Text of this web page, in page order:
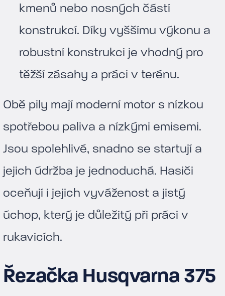
kmenů nebo nosných částí
konstrukcí. Díky vyššímu výkonu a
robustní konstrukci je vhodný pro
těžší zásahy a práci v terénu.
Obě pily mají moderní motor s nízkou
spotřebou paliva a nízkými emisemi.
Jsou spolehlivé, snadno se startují a
jejich údržba je jednoduchá. Hasiči
oceňují i jejich vyváženost a jistý
úchop, který je důležitý při práci v
rukavicích.
Řezačka Husqvarna 375